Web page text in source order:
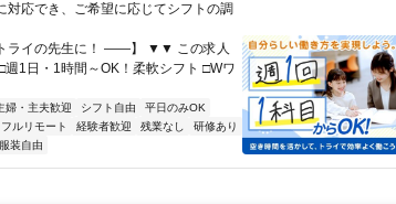
応でき、ご希望に応じてシフトの調
ライの先生に！ ――】 ▼▼ この求人
1日・1時間～OK！柔軟シフト □Wワ
婦・主夫歓迎 シフト自由
平日のみOK
フルリモート 経験者歓迎 残業なし
研修あり
服装自由